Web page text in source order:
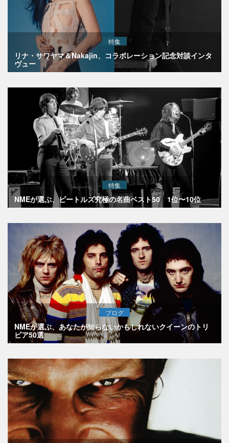
特集
リナ・サワヤマ＆Nakajin、コラボレーション記念対談インタ
ヴュー
特集
NMEが選ぶ、ビートルズ究極の名曲ベスト50 1位〜10位
ブログ
NMEが選ぶ、あなたが知らないかもしれないクイーンのトリ
ビア50選